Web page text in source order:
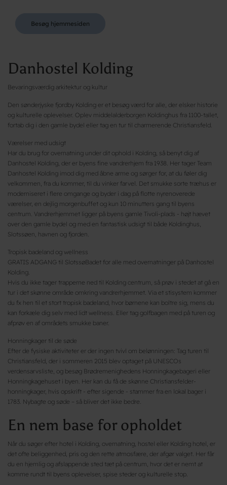
Besøg hjemmesiden
Danhostel Kolding
Bevaringsværdig arkitektur og kultur
Den sønderjyske fjordby Kolding er et besøg værd for alle, der elsker historie
og kulturelle oplevelser. Oplev middelalderborgen Koldinghus fra 1100-tallet,
fortab dig i den gamle bydel eller tag en tur til charmerende Christiansfeld.
Værelser med udsigt
Har du brug for overnatning under dit ophold i Kolding, så benyt dig af
Danhostel Kolding, der er byens fine vandrerhjem fra 1938. Her tager Team
Danhostel Kolding imod dig med åbne arme og sørger for, at du føler dig
velkommen, fra du kommer, til du vinker farvel. Det smukke sorte træhus er
moderniseret i flere omgange og byder i dag på flotte nyrenoverede
værelser, en dejlig morgenbuffet og kun 10 minutters gang til byens
centrum. Vandrerhjemmet ligger på byens gamle Tivoli-plads - højt hævet
over den gamle bydel og med en fantastisk udsigt til både Koldinghus,
Slotssøen, havnen og fjorden.
Tropisk badeland og wellness
GRATIS ADGANG til SlotssøBadet for alle med overnatninger på Danhostel
Kolding.
Hvis du ikke tager trapperne ned til Kolding centrum, så prøv i stedet at gå en
tur i det skønne område omkring vandrerhjemmet. Via et stisystem kommer
du fx hen til et stort tropisk badeland, hvor børnene kan boltre sig, mens du
kan forkæle dig selv med lidt wellness. Eller tag golfbagen med på turen og
afprøv en af områdets smukke baner.
Honningkager til de søde
Efter de fysiske aktiviteter er der ingen tvivl om belønningen: Tag turen til
Christiansfeld, der i sommeren 2015 blev optaget på UNESCOs
verdensarvsliste, og besøg Brødremenighedens Honningkagebageri eller
Honningkagehuset i byen. Her kan du få de skønne Christiansfelder-
honningkager, hvis opskrift - efter sigende - stammer fra en lokal bager i
1783. Nybagte og søde – så bliver det ikke bedre.
En nem base for opholdet
Når du søger efter hotel i Kolding, overnatning, hostel eller Kolding hotel, er
det ofte beliggenhed, pris og den rette atmosfære, der afgør valget. Her får
du en hjemlig og afslappende sted tæt på centrum, hvor det er nemt at
komme rundt til byens oplevelser, spise steder og kulturelle stop.